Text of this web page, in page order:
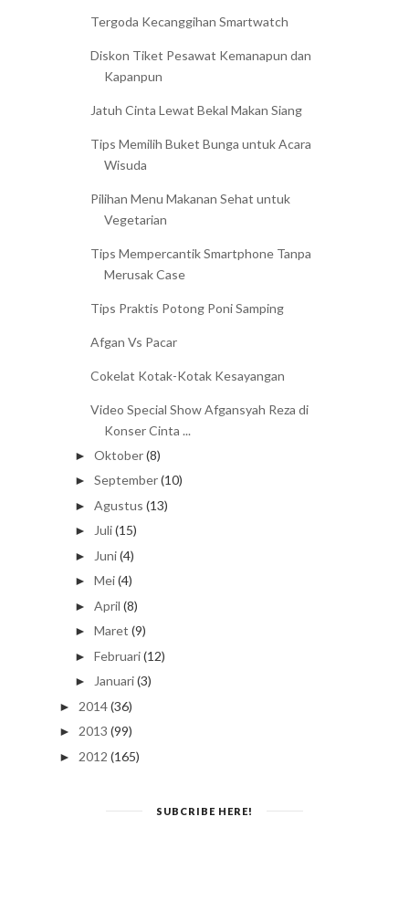
Tergoda Kecanggihan Smartwatch
Diskon Tiket Pesawat Kemanapun dan
Kapanpun
Jatuh Cinta Lewat Bekal Makan Siang
Tips Memilih Buket Bunga untuk Acara
Wisuda
Pilihan Menu Makanan Sehat untuk
Vegetarian
Tips Mempercantik Smartphone Tanpa
Merusak Case
Tips Praktis Potong Poni Samping
Afgan Vs Pacar
Cokelat Kotak-Kotak Kesayangan
Video Special Show Afgansyah Reza di
Konser Cinta ...
► Oktober(8)
► September(10)
► Agustus (13)
► Juli(15)
► Juni(4)
► Mei(4)
► April (8)
► Maret (9)
► Februari(12)
► Januari(3)
► 2014(36)
► 2013 (99)
► 2012 (165)
SUBCRIBE HERE!